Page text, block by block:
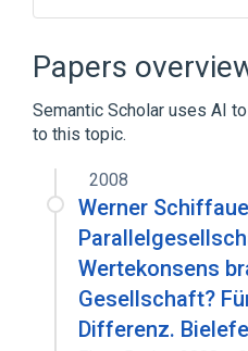
Ajax (programming)
Expand
Papers
Semantic Scholar uses AI
to this topic.
2008
Werner
Wertekonsens
Gesellschaft?
Differenz.